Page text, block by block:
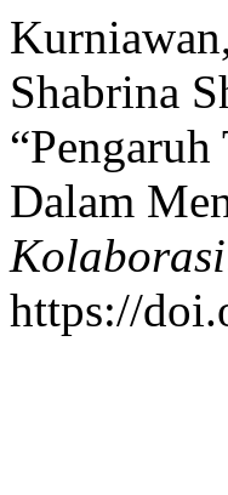
Shabrina
Dalam
https://